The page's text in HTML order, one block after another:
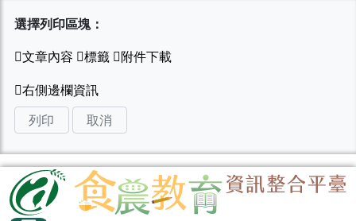
選擇列印區塊：
列印 取消